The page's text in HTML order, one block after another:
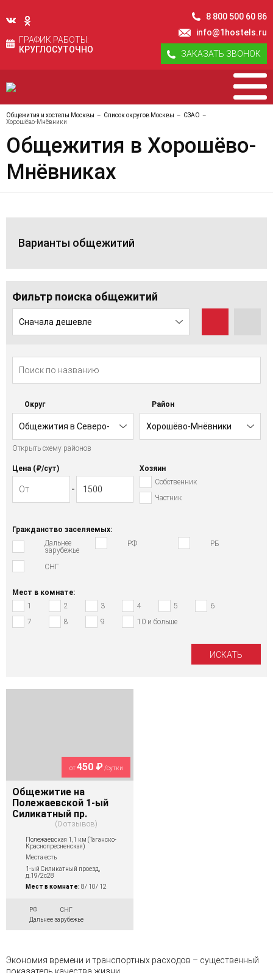
ГРАФИК РАБОТЫ:
КРУГЛОСУТОЧНО
8 800 500 60 86
info@1hostels.ru
ЗАКАЗАТЬ ЗВОНОК
Общежития и хостелы Москвы Список округов Москвы
СЗАО
Хорошёво-Мнёвники
Общежития в Хорошёво-
Мнёвниках
Варианты общежитий
Фильтр поиска общежитий
Сначала дешевле
Округ
Общежития в Северо-
Западном АО
Открыть схему районов
Район
Хорошёво-Мнёвники
Цена (₽/cут)
Хозяин
Собственник
Частник
Гражданство заселяемых:
Дальнее
зарубежье
РФ РБ
СНГ
Мест в комнате:
1
2 3 4 5
6
7
8 9 10 и больше
от450 ₽/сутки
Общежитие на
Полежаевской 1-ый
Силикатный пр.
0 отзывов
Полежаевская 1,1 км (Таганско-
Краснопресненская)
Места есть
1-ый Силикатный проезд,
д.19/2с28
Мест в комнате: 8/ 10/ 12
РФ
СНГ
Дальнее зарубежье
Экономия времени и транспортных расходов – существенный